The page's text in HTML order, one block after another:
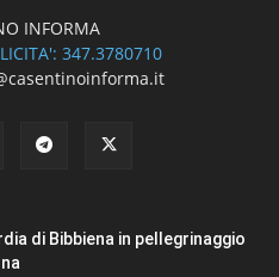
INFORMA
347.3780710
di Bibbiena in pellegrinaggio